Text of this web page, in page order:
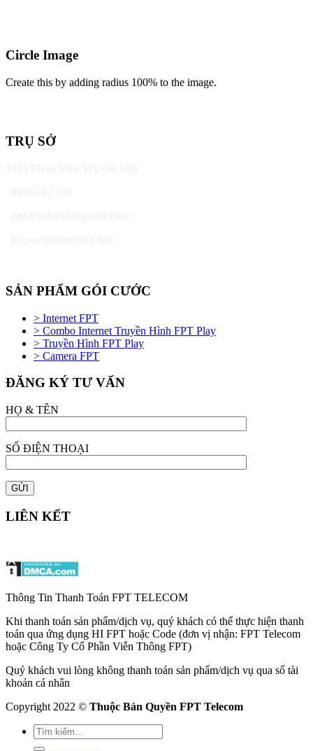
Circle Image
Create this by adding radius 100% to the image.
TRỤ SỞ
SẢN PHẨM GÓI CƯỚC
> Internet FPT
> Combo Internet Truyền Hình FPT Play
> Truyền Hình FPT Play
> Camera FPT
ĐĂNG KÝ TƯ VẤN
HỌ & TÊN
SỐ ĐIỆN THOẠI
LIÊN KẾT
Thông Tin Thanh Toán FPT TELECOM
Khi thanh toán sản phẩm/dịch vụ, quý khách có thể thực hiện thanh
toán qua ứng dụng HI FPT hoặc Code (đơn vị nhận: FPT Telecom
hoặc Công Ty Cổ Phần Viễn Thông FPT)
Quý khách vui lòng không thanh toán sản phẩm/dịch vụ qua số tài
khoản cá nhân
Copyright 2022 © Thuộc Bản Quyền FPT Telecom